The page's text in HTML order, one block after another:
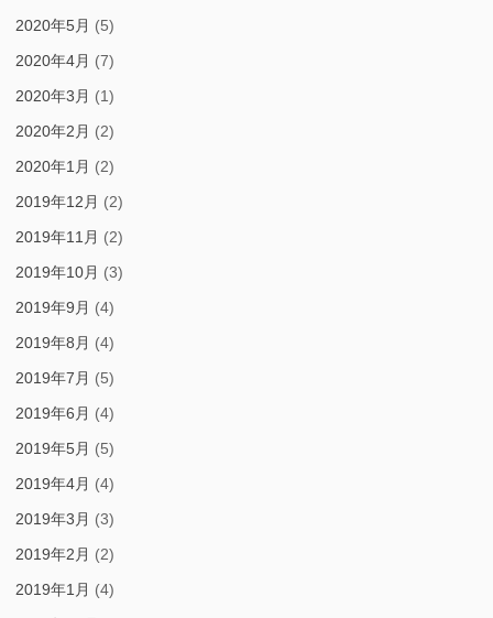
2020年5月 (5)
2020年4月 (7)
2020年3月 (1)
2020年2月 (2)
2020年1月 (2)
2019年12月 (2)
2019年11月 (2)
2019年10月 (3)
2019年9月 (4)
2019年8月 (4)
2019年7月 (5)
2019年6月 (4)
2019年5月 (5)
2019年4月 (4)
2019年3月 (3)
2019年2月 (2)
2019年1月 (4)